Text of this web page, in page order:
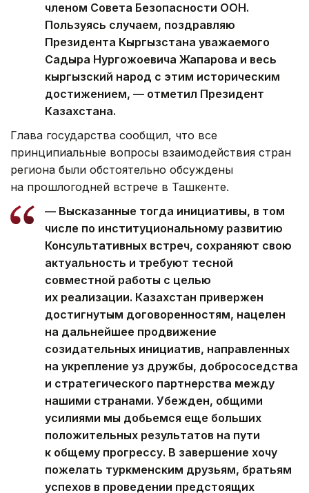
членом Совета Безопасности ООН.
Пользуясь случаем, поздравляю
Президента Кыргызстана уважаемого
Садыра Нургожоевича Жапарова и весь
кыргызский народ с этим историческим
достижением, — отметил Президент
Казахстана.
Глава государства сообщил, что все
принципиальные вопросы взаимодействия стран
региона были обстоятельно обсуждены
на прошлогодней встрече в Ташкенте.
— Высказанные тогда инициативы, в том
числе по институциональному развитию
Консультативных встреч, сохраняют свою
актуальность и требуют тесной
совместной работы с целью
их реализации. Казахстан привержен
достигнутым договоренностям, нацелен
на дальнейшее продвижение
созидательных инициатив, направленных
на укрепление уз дружбы, добрососедства
и стратегического партнерства между
нашими странами. Убежден, общими
усилиями мы добьемся еще больших
положительных результатов на пути
к общему прогрессу. В завершение хочу
пожелать туркменским друзьям, братьям
успехов в проведении предстоящих